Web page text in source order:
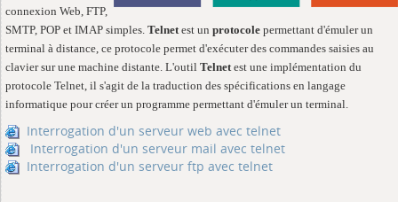
connexion Web, FTP,
SMTP, POP et IMAP simples. Telnetest un protocole permettant d'émuler un
terminal à distance, ce protocole permet d'exécuter des commandes saisies au
clavier sur une machine distante. L'outil Telnetest une implémentation du
protocole Telnet, il s'agit de la traduction des spécifications en langage
informatique pour créer un programme permettant d'émuler un terminal.
Interrogation d'un serveur web avec telnet
Interrogation d'un serveur mail avec telnet
Interrogation d'un serveur ftp avec telnet